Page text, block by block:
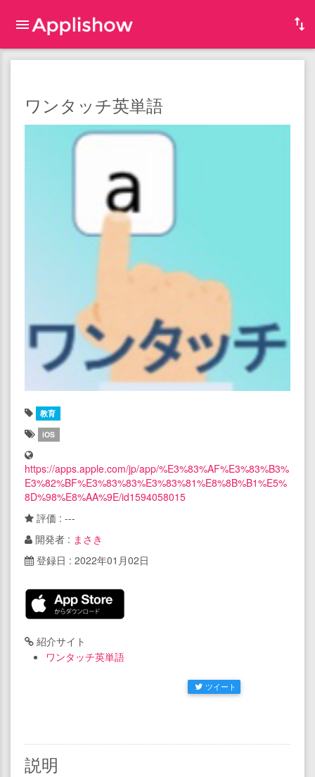
ワンタッチ英単語
教育
iOS
https://apps.apple.com/jp/app/%E3%83%AF%E3%83%B3%
E3%82%BF%E3%83%83%E3%83%81%E8%8B%B1%E5%
8D%98%E8%AA%9E/id1594058015
評価 : ---
開発者 : まさき
登録日 : 2022年01月02日
紹介サイト
ワンタッチ英単語
ツイート
説明